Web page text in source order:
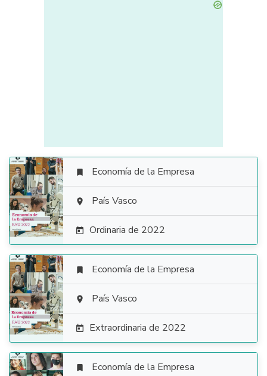

 Economía de la Empresa
 País Vasco
 Ordinaria de 2022

 Economía de la Empresa
 País Vasco
 Extraordinaria de 2022
 Economía de la Empresa